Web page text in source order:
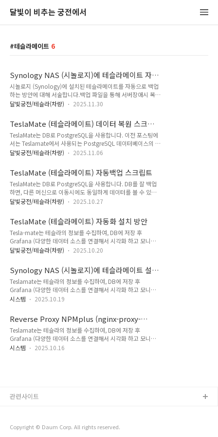
달빛이 비추는 궁전에서
테슬라메이트 6
Synology NAS (시놀로지)에 테슬라메이트 자동
백업하기
시놀로지 (Synology)에 설치된 테슬라메이트를 자동으로 백업
하는 방안에 대해 서술합니다.백업 파일을 통해 서버장애시 복구
하거나, 타 서버로 데이터 이전을 쉽게 할 수 있습니다.시놀로지
으므로, 작업 스케줄러(Task Scheduler)를 사용해야 합니
다.DSM 7.0 을 기준으로 설명합니다. 제어판으로 이동합니다.
작업스케줄러 선택 생성 → 예약된 작업 → 사용자 정의 스크립
트 선택 일반탭 : 작업명을 한 눈에 알아볼 수 있게 작성합니다.
사용자는 root로 선택 아래 코드의 내용을 복사하여 “사용자 정
Manager에 있는 Database Container 이름과 USER, ..
달빛궁전/테슬라(차량) 2025.11.30
TeslaMate (테슬라메이트) 데이터 복원 스크립
트
TeslaMate는 DB로 PostgreSQL을 사용합니다. 이전 포스팅에
서는 Teslamate에서 사용되는 PostgreSQL 데이터베이스의 백
업을 원하는 시간에 자동으로 백업받고, Gmail을 통해 원하는
립트로 백업받은 파일을 복원하는 스크립트를 작성하였습니다.
자동 데이터 백업 스크립트는 아래링크를 참조하세
요.https://seonggi.kr/291 사용방법본 문서에 첨부된 쉘스크
립트 파일을 다운 받아 업로드 하거나, 아래 소스코드를 복사하
여 테슬라메이트가 설치된 서버에 접속하여 파일을 붙여넣기 합
커를 검색하여, database 이름이 있는 도커를 추천해줍니다...
달빛궁전/테슬라(차량) 2025.11.06
TeslaMate (테슬라메이트) 자동백업 스크립트
TeslaMate는 DB로 PostgreSQL을 사용합니다. DB를 잘 백업
하면, 다른 머신으로 이동시에도 동일하게 데이터를 볼 수 있습
니다. 백업 명령어 한줄이면 끝나기는 하지만, 자동화하는게 또
PostgreSQL 데이터베이스의 백업을 원하는 시간에 자동으로
백업받고, Gmail을 통해 원하는 메일로 전송하는 스크립트 입니
다. 자동백업스크립트 동작 구성도 입니다. 사용방법본 문서에
첨부된 쉘스크립트 파일을 다운 받아 업로드 하거나, 아래 소스
코드를 복사하여 테슬라메이트가 설치된 서버에 접속하여 파일
수 있습니다. 먼저 메일을 보낼 수 있게 해주는 패키지인
msmtp, ..
달빛궁전/테슬라(차량) 2025.10.27
TeslaMate (테슬라메이트) 자동화 설치 방안
Tesla-mate는 테슬라의 정보를 수집하여, DB에 저장 후
Grafana (다양한 데이터 소스를 연결해서 시각화 하고 모니터
링할 수 있는 도구)를 통해 보여주는 도구 입니다. 보통 NAS인
련된 자료들은 많지만, 외부에서 도메인을 통해 접근하는 방안은
못보아서 작성하게 되었습니다. nginx의 reverse proxy를 이용
하여 도메인에 SSL인증서를 발급받아 https를 사용하여 자기
도메인으로 테슬라메이트를 접속할 수 있습니다. 테슬라메이트
는 아래와 같이 테슬라의 많은 정보를 받아 저장하고, 시각화 하
이 제가 어떤경로를 얼마나 에너지를 소비하며 갔는지 보여주는
트립도 있고,..
달빛궁전/테슬라(차량) 2025.10.20
Synology NAS (시놀로지)에 테슬라메이트 설치
하기
Teslamate는 테슬라의 정보를 수집하여, DB에 저장 후
Grafana (다양한 데이터 소스를 연결해서 시각화 하고 모니터
링할 수 있는 도구)를 통해 보여주는 도구 입니다.보통 NAS인 시
자료들은 많지만, 외부에서 도메인을 통해 접근하는 방안은 못보
아서 작성하게 되었습니다.이번 문서는 Synology NAS에
Container Manager를 이용하여 테슬라메이트를 설치하는 방
안입니다.Synology는 이하 시놀로지로 표현합니다.Telsamate
는 이하 테슬라메이트로 표현합니다.Container Manager 설치
시스템 2025.10.19
Reverse Proxy NPMplus (nginx-proxy-
manager) 설치 가이드
Teslamate는 테슬라의 정보를 수집하여, DB에 저장 후
Grafana (다양한 데이터 소스를 연결해서 시각화 하고 모니터
링할 수 있는 도구)를 통해 보여주는 도구 입니다. 보통 NAS인
인을 통한 teslamate 설치 내용 중 reverse Proxy가 가능한
시스템 2025.10.16
Copyright © Daum Corp. All rights reserved.
관련사이트